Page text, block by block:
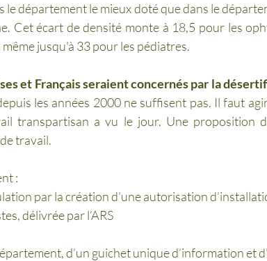
département le mieux doté que dans le
Cet écart de densité monte à 18,5 pour les
jusqu’à 33 pour les pédiatres.
et Français seraient concernés par la
les années 2000 ne suffisent pas. Il faut
transpartisan a vu le jour. Une proposition
travail.
:
par la création d'une autorisation
délivrée par l’ARS
d’un guichet unique d’information et